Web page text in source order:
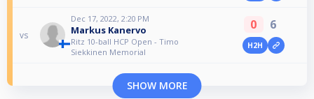
vs
Dec 17, 2022, 2:20 PM
Markus Kanervo
Ritz 10-ball HCP Open - Timo
Siekkinen Memorial
0 6
H2H
SHOW MORE